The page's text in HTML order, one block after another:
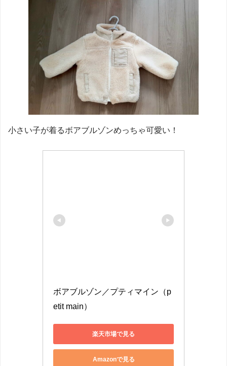
小さい子が着るボアブルゾンめっちゃ可愛い！
ボアブルゾン／プティマイン（p
etit main）
楽天市場で見る
Amazonで見る